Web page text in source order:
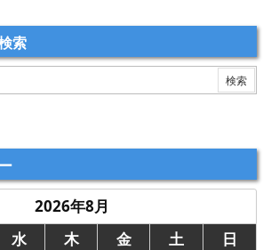
索
2026年8月
水 木 金 土
日